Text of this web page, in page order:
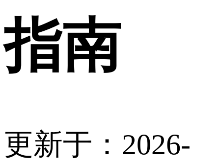
指南
更新于：2026-